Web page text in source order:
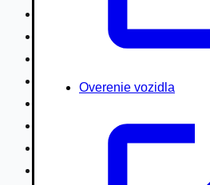
Overenie vozidla
Poľnohospodárske vozidlá
Hydraulické ruky
Špeciály/nosiče
Návesy/prívesy nadstavby